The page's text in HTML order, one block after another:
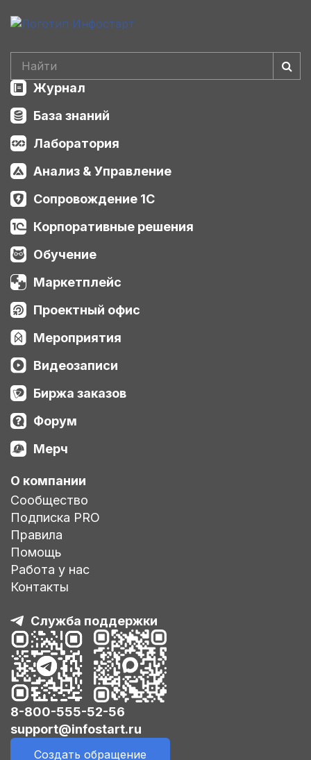
Журнал
База знаний
Лаборатория
Анализ & Управление
Сопровождение 1С
Корпоративные решения
Обучение
Маркетплейс
Проектный офис
Мероприятия
Видеозаписи
Биржа заказов
Форум
Мерч
О компании
Сообщество
Подписка PRO
Правила
Помощь
Работа у нас
Контакты
Служба поддержки
8-800-555-52-56
support@infostart.ru
Создать обращение